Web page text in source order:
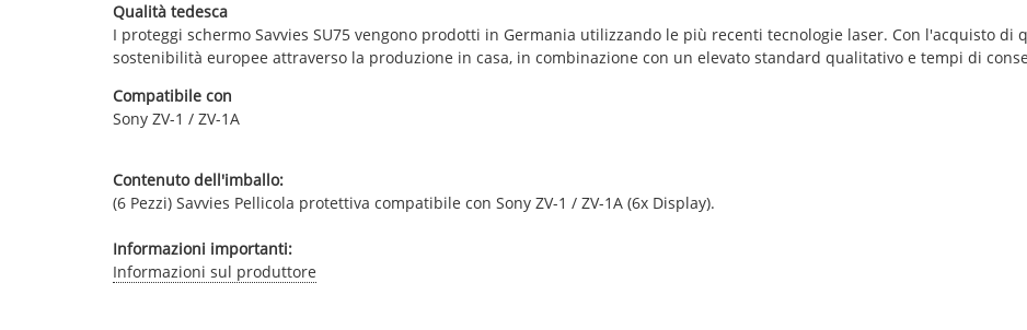
Qualità tedesca
I proteggi schermo Savvies SU75 vengono prodotti in Germania utilizzando le più recenti tecnologie laser. Con l'acquisto
sostenibilità europee attraverso la produzione in casa, in combinazione con un elevato standard qualitativo e tempi di
Compatibile con
Sony ZV-1 / ZV-1A
Contenuto dell'imballo:
(6 Pezzi) Savvies Pellicola protettiva compatibile con Sony ZV-1 / ZV-1A (6x Display).
Informazioni importanti:
Informazioni sul produttore